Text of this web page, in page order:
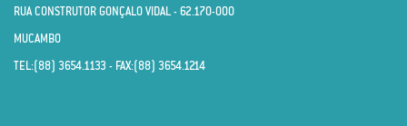
RUA CONSTRUTOR GONÇALO VIDAL - 62.170­-000
MUCAMBO
TEL:(88) 3654.1133 - FAX:(88) 3654.1214